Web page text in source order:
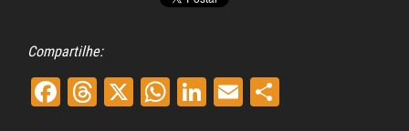
Compartilhe:
Fa Th X
W
Li
E